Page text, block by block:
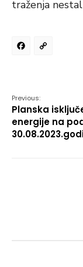
traženja
Previous:
Planska
energije na